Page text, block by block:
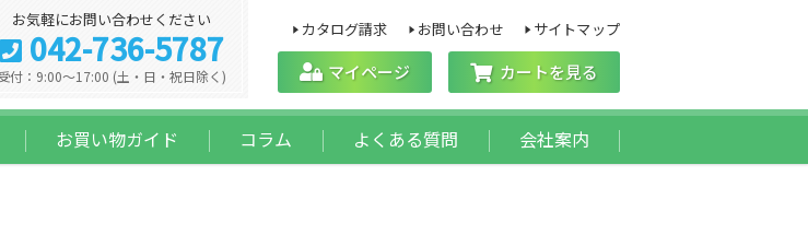
マイページ カートを見る
お買い物ガイド コラム よくある質問 会社案内
カタログ請求 お問い合わせ サイトマップ
お気軽にお問い合わせください
042-736-5787
付：9:00～17:00 (土・日・祝日除く)